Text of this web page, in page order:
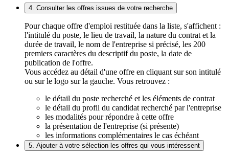
4. Consulter les offres issues de votre recherche
Pour chaque offre d'emploi restituée dans la liste, s'affichent :
l'intitulé du poste, le lieu de travail, la nature du contrat et la
durée de travail, le nom de l'entreprise si précisé, les 200
premiers caractères du descriptif du poste, la date de
publication de l'offre.
Vous accédez au détail d'une offre en cliquant sur son intitulé
ou sur le logo sur la gauche. Vous retrouvez :
le détail du poste recherché et les éléments de contrat
le détail du profil du candidat recherché par l'entreprise
les modalités pour répondre à cette offre
la présentation de l'entreprise (si présente)
les informations complémentaires le cas échéant
5. Ajouter à votre sélection les offres qui vous intéressent